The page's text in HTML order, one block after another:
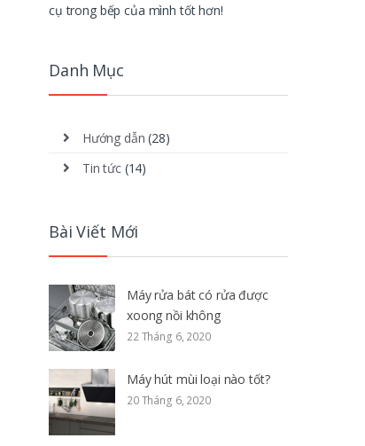
cụ trong bếp của mình tốt hơn!
Danh Mục
Hướng dẫn (28)
Tin tức(14)
Bài Viết Mới
Máy rửa bát có rửa được
xoong nồi không
22 Tháng 6, 2020
Máy hút mùi loại nào tốt?
20 Tháng 6, 2020